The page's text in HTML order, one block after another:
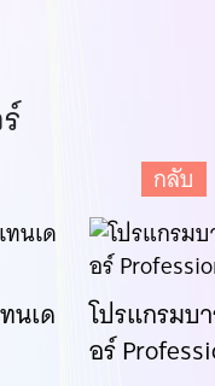
นเด
โปรแกรมบ
อร์
กลับ